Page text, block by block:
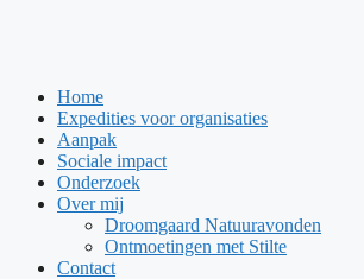
Home
Expedities voor organisaties
Aanpak
Sociale impact
Onderzoek
Over mij
Droomgaard Natuuravonden
Ontmoetingen met Stilte
Contact